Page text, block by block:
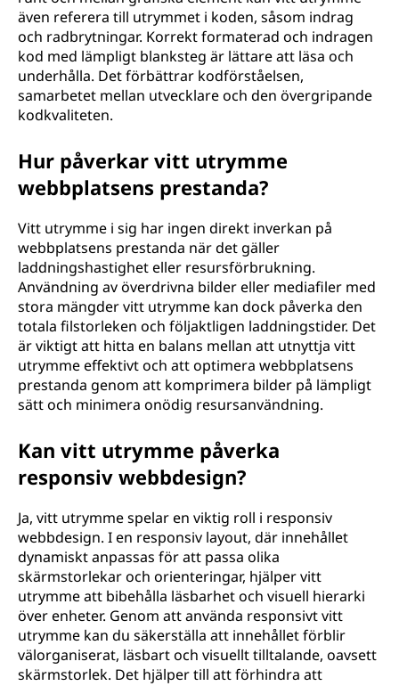
även referera till utrymmet i koden, såsom indrag
och radbrytningar. Korrekt formaterad och indragen
kod med lämpligt blanksteg är lättare att läsa och
underhålla. Det förbättrar kodförståelsen,
samarbetet mellan utvecklare och den övergripande
kodkvaliteten.
Hur påverkar vitt utrymme
webbplatsens prestanda?
Vitt utrymme i sig har ingen direkt inverkan på
webbplatsens prestanda när det gäller
laddningshastighet eller resursförbrukning.
Användning av överdrivna bilder eller mediafiler med
stora mängder vitt utrymme kan dock påverka den
totala filstorleken och följaktligen laddningstider. Det
är viktigt att hitta en balans mellan att utnyttja vitt
utrymme effektivt och att optimera webbplatsens
prestanda genom att komprimera bilder på lämpligt
sätt och minimera onödig resursanvändning.
Kan vitt utrymme påverka
responsiv webbdesign?
Ja, vitt utrymme spelar en viktig roll i responsiv
webbdesign. I en responsiv layout, där innehållet
dynamiskt anpassas för att passa olika
skärmstorlekar och orienteringar, hjälper vitt
utrymme att bibehålla läsbarhet och visuell hierarki
över enheter. Genom att använda responsivt vitt
utrymme kan du säkerställa att innehållet förblir
välorganiserat, läsbart och visuellt tilltalande, oavsett
skärmstorlek. Det hjälper till att förhindra att